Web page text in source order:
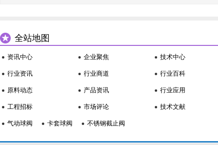
全站地图
资讯中心
行业资讯
原料动态
工程招标
企业聚焦
行业商道
产品资讯
市场评论
技术中心
行业百科
行业应用
技术文献
气动球阀 卡套球阀 不锈钢截止阀